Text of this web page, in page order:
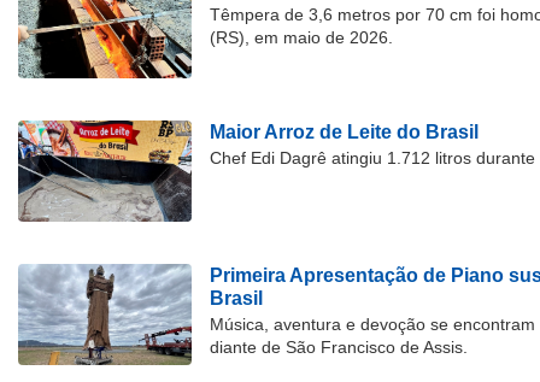
Têmpera de 3,6 metros por 70 cm foi
(RS), em maio de 2026.
Maior Arroz de Leite do Brasil
Chef Edi Dagrê atingiu 1.712 litros
Primeira Apresentação de Piano
Brasil
Música, aventura e devoção se
diante de São Francisco de Assis.